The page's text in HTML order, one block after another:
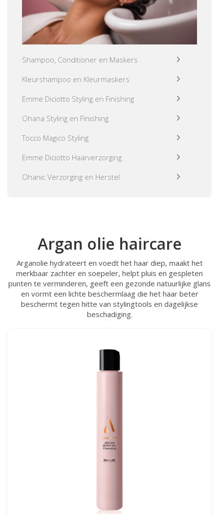
Shampoo, Conditioner en Maskers
Kleurshampoo en Kleurmaskers
Emme Diciotto Styling en Finishing
Ohana Styling en Finishing
Tocco Magico Styling
Emme Diciotto Haarverzorging
Ohanic Verzorging en Herstel
Argan olie haircare
Arganolie hydrateert en voedt het haar diep, maakt het
merkbaar zachter en soepeler, helpt pluis en gespleten
punten te verminderen, geeft een gezonde natuurlijke glans
en vormt een lichte beschermlaag die het haar beter
beschermt tegen hitte van stylingtools en dagelijkse
beschadiging.